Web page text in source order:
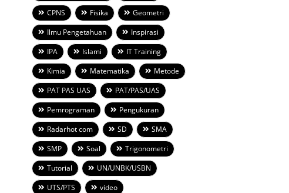
CPNS
Fisika
Geometri
Ilmu Pengetahuan
Inspirasi
IPA
Islami
IT Training
Kimia
Matematika
Metode
PAT PAS UAS
PAT/PAS/UAS
Pemrograman
Pengukuran
Radarhot com
SD
SMA
SMP
Soal
Trigonometri
Tutorial
UN/UNBK/USBN
UTS/PTS
video